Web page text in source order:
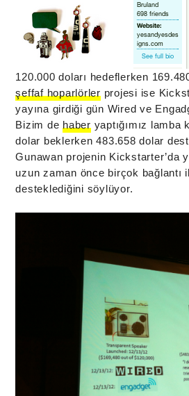
120.000 doları hedeflerken
şeffaf hoparlörler projesi ise
yayına girdiği gün Wired ve
Bizim de haber yaptığımız
dolar beklerken 483.658 dolar
Gunawan projenin Kickstarter’da
uzun zaman önce birçok bağlantı
desteklediğini söylüyor.